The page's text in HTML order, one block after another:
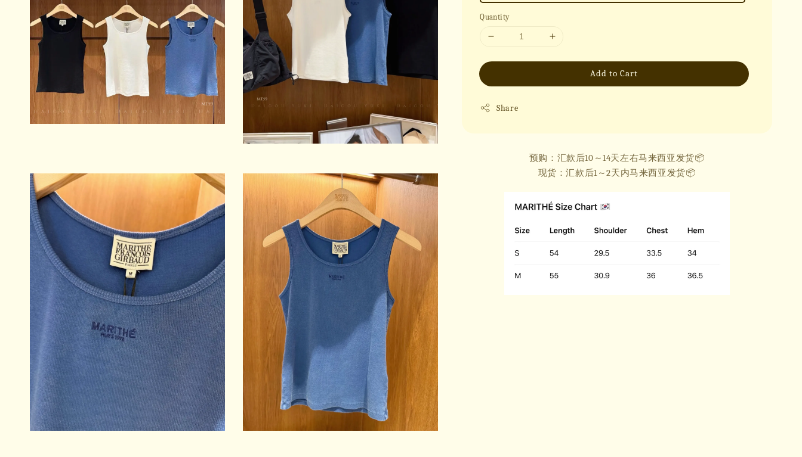
Quantity
Add to Cart
Share
预购：汇款后10～14天左右马来西亚发货📦
现货：汇款后1～2天内马来西亚发货📦